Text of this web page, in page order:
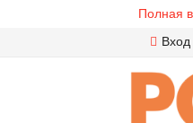
Полная
Вход